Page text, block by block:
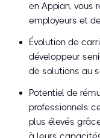
en Appian, vous
employeurs et
Évolution de
développeur
de solutions au
Potentiel de
professionnels
plus élevés